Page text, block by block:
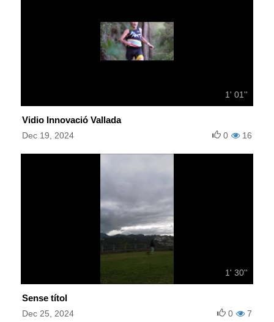
1' 01''
Vidio Innovació Vallada
Dec 19, 2024 16
0
1' 30''
Sense títol
Dec 25, 2024 7
0